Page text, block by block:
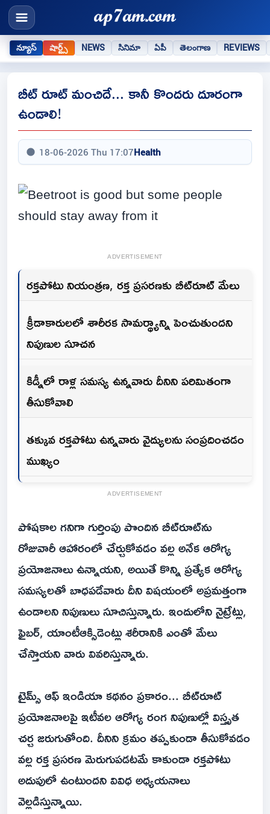
న్యూస్ షార్ట్స్ NEWS సినిమా ఏపీ తెలంగాణ REVIEWS
బీట్ రూట్ మంచిదే... కానీ కొందరు దూరంగా
ఉండాలి!
18-06-2026 Thu 17:07Health
ADVERTISEMENT
రక్తపోటు నియంత్రణ, రక్త ప్రసరణకు బీట్‌రూట్ మేలు
క్రీడాకారులలో శారీరక సామర్థ్యాన్ని పెంచుతుందని
నిపుణుల సూచన
కిడ్నీలో రాళ్ల సమస్య ఉన్నవారు దీనిని పరిమితంగా
తీసుకోవాలి
తక్కువ రక్తపోటు ఉన్నవారు వైద్యులను సంప్రదించడం
ముఖ్యం
ADVERTISEMENT
పోషకాల గనిగా గుర్తింపు పొందిన బీట్‌రూట్‌ను
రోజువారీ ఆహారంలో చేర్చుకోవడం వల్ల అనేక ఆరోగ్య
ప్రయోజనాలు ఉన్నాయని, అయితే కొన్ని ప్రత్యేక ఆరోగ్య
సమస్యలతో బాధపడేవారు దీని విషయంలో అప్రమత్తంగా
ఉండాలని నిపుణులు సూచిస్తున్నారు. ఇందులోని నైట్రేట్లు,
ఫైబర్, యాంటీఆక్సిడెంట్లు శరీరానికి ఎంతో మేలు
చేస్తాయని వారు వివరిస్తున్నారు.
టైమ్స్ ఆఫ్ ఇండియా కథనం ప్రకారం... బీట్‌రూట్
ప్రయోజనాలపై ఇటీవల ఆరోగ్య రంగ నిపుణుల్లో విస్తృత
చర్చ జరుగుతోంది. దీనిని క్రమం తప్పకుండా తీసుకోవడం
వల్ల రక్త ప్రసరణ మెరుగుపడటమే కాకుండా రక్తపోటు
అదుపులో ఉంటుందని వివిధ అధ్యయనాలు
వెల్లడిస్తున్నాయి.